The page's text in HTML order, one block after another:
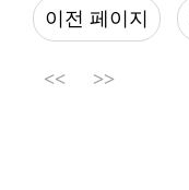
이전 페이지
<< >>